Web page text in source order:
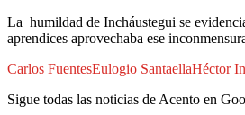
La humildad de Incháustegui se
aprendices aprovechaba ese
Carlos FuentesEulogio SantaellaHéctor
Sigue todas las noticias de Acento en